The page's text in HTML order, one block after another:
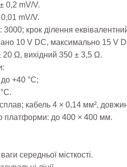
0,2 mV/V.
mV/V.
3000; крок ділення
10 V DC, максимально 15 V
20 Ω, вихідний 350 ± 3,5 Ω.
+40 °C;
кабель 4 × 0,14 мм²,
платформи: до 400 × 400 мм.
середньої місткості.